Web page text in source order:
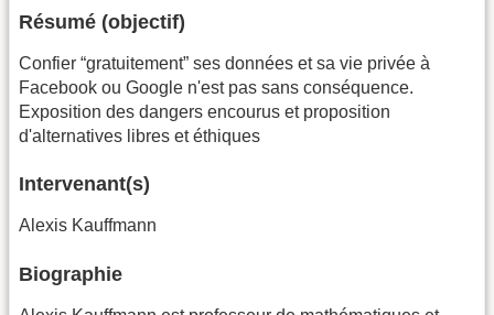
Résumé (objectif)
Confier “gratuitement” ses données et sa vie privée à
Facebook ou Google n'est pas sans conséquence.
Exposition des dangers encourus et proposition
d'alternatives libres et éthiques
Intervenant(s)
Alexis Kauffmann
Biographie